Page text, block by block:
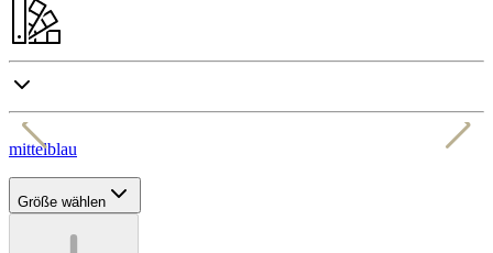
mittelblau
Größe wählen